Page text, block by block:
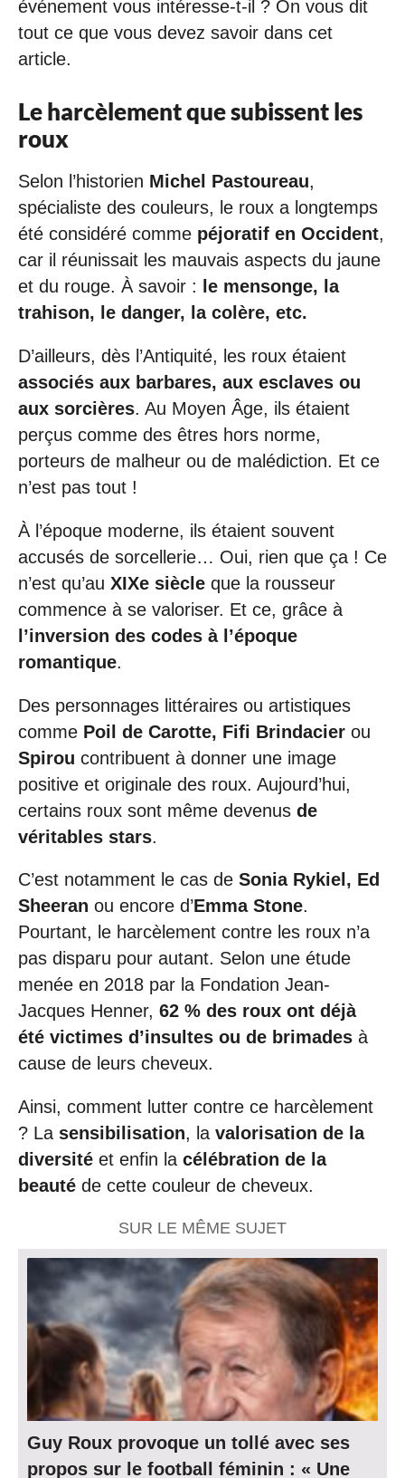
événement vous intéresse-t-il ? On vous dit
tout ce que vous devez savoir dans cet
article.
Le harcèlement que subissent les
roux
Selon l’historien Michel Pastoureau,
spécialiste des couleurs, le roux a longtemps
été considéré comme péjoratif en Occident,
car il réunissait les mauvais aspects du jaune
et du rouge. À savoir :
le mensonge, la
trahison, le danger, la colère, etc.
D’ailleurs, dès l’Antiquité, les roux étaient
associés aux barbares, aux esclaves ou
aux sorcières. Au Moyen Âge, ils étaient
perçus comme des êtres hors norme,
porteurs de malheur ou de malédiction. Et ce
n’est pas tout !
À l’époque moderne, ils étaient souvent
accusés de sorcellerie… Oui, rien que ça ! Ce
n’est qu’au XIXe siècle que la rousseur
commence à se valoriser. Et ce, grâce à
l’inversion des codes à l’époque
romantique.
Des personnages littéraires ou artistiques
comme Poil de Carotte, Fifi Brindacier ou
Spirou contribuent à donner une image
positive et originale des roux. Aujourd’hui,
certains roux sont même devenus de
véritables stars.
C’est notamment le cas de Sonia Rykiel, Ed
Sheeran ou encore d’Emma Stone.
Pourtant, le harcèlement contre les roux n’a
pas disparu pour autant. Selon une étude
menée en 2018 par la Fondation Jean-
Jacques Henner, 62 % des roux ont déjà
été victimes d’insultes ou de brimades à
cause de leurs cheveux.
Ainsi, comment lutter contre ce harcèlement
? La sensibilisation, la valorisation de la
diversité et enfin la célébration de la
beauté de cette couleur de cheveux.
SUR LE MÊME SUJET
Guy Roux provoque un tollé avec ses
propos sur le football féminin : « Une